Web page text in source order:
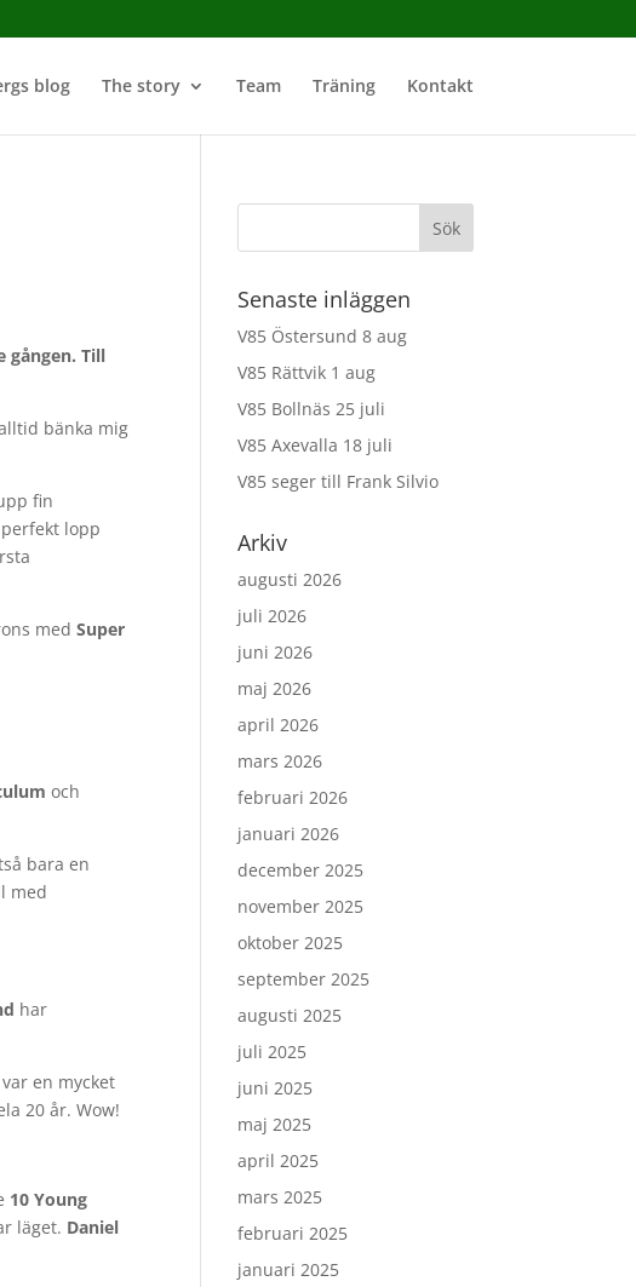
blog The story Team Träning Kontakt
gången.Till
bänka mig
fin
lopp
medSuper
och
bara en
med
har
en mycket
20 år. Wow!
10 Young
läget. Daniel
Senaste inläggen
V85 Östersund 8 aug
V85 Rättvik 1 aug
V85 Bollnäs 25 juli
V85 Axevalla 18 juli
V85 seger till Frank Silvio
Arkiv
augusti 2026
juli 2026
juni 2026
maj 2026
april 2026
mars 2026
februari 2026
januari 2026
december 2025
november 2025
oktober 2025
september 2025
augusti 2025
juli 2025
juni 2025
maj 2025
april 2025
mars 2025
februari 2025
januari 2025